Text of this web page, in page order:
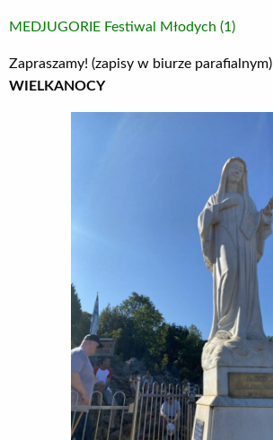
MEDJUGORIE Festiwal Młodych (1)
Zapraszamy! (zapisy w biurze parafialnym)
WIELKANOCY